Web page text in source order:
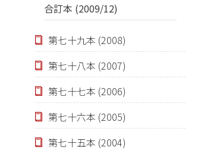
合訂本 (2009/12)
第七十九本 (2008)
第七十八本 (2007)
第七十七本 (2006)
第七十六本 (2005)
第七十五本 (2004)